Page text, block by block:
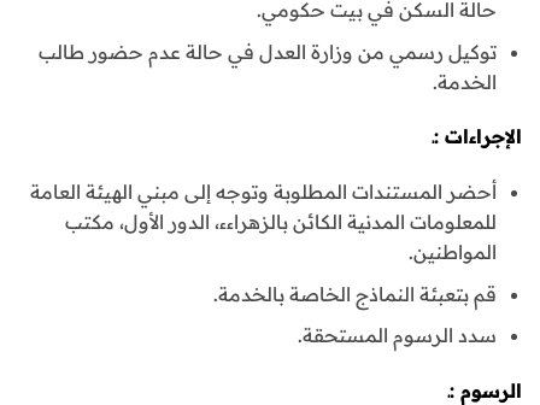
حالة السكن في بيت حكومي.
توكيل رسمي من وزارة العدل في حالة عدم حضور طالب
الخدمة.
الإجراءات :ـ
أحضر المستندات المطلوبة وتوجه إلى مبني الهيئة العامة
للمعلومات المدنية الكائن بالزهراءء، الدور الأول، مكتب
المواطنين.
قم بتعبئة النماذج الخاصة بالخدمة.
سدد الرسوم المستحقة.
الرسوم :ـ